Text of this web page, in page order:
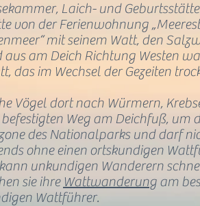
Laich- und
von der Ferienwohnung
mit seinem Watt, den
aus am Deich Richtung Westen
das im Wechsel der Gezeiten
Vögel dort nach Würmern,
Weg am Deichfuß, um
des Nationalparks und darf
ohne einen ortskundigen
unkundigen Wanderern
sie ihre Wattwanderung am
Wattführer.